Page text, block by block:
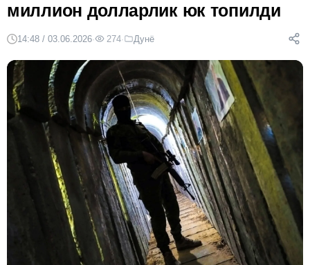
миллион долларлик юк топилди
14:48 / 03.06.2026· 274· Дунё